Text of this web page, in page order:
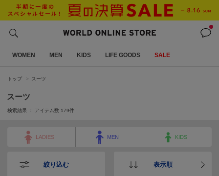
WOMEN MEN KIDS LIFE GOODS SALE
トップ スーツ
スーツ
検索結果 ： アイテム数 179件
LADIES MEN KIDS
絞り込む 表示順